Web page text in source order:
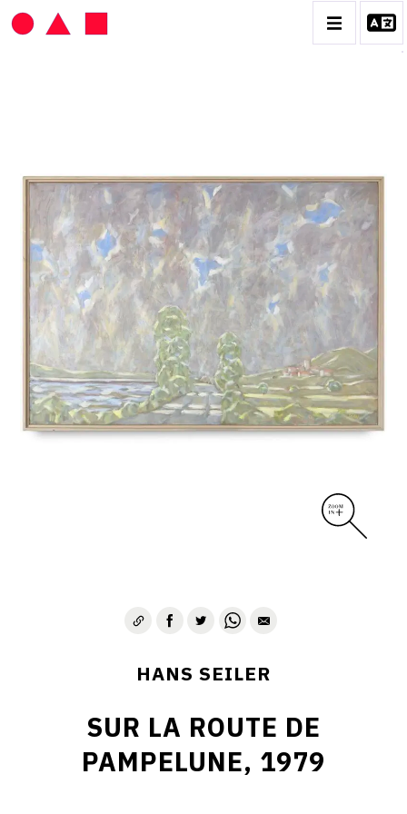
BIOGRAPHIE
CATALOGUE DES OEUVRES
VOL. 1 : LES PEINTURES
VOL. 2 : LES GOUACHES
VOL. 3 : CRAYONS DE COULEUR ET FUSAINS
CONTACT
HANS SEILER
SUR LA ROUTE DE
PAMPELUNE, 1979